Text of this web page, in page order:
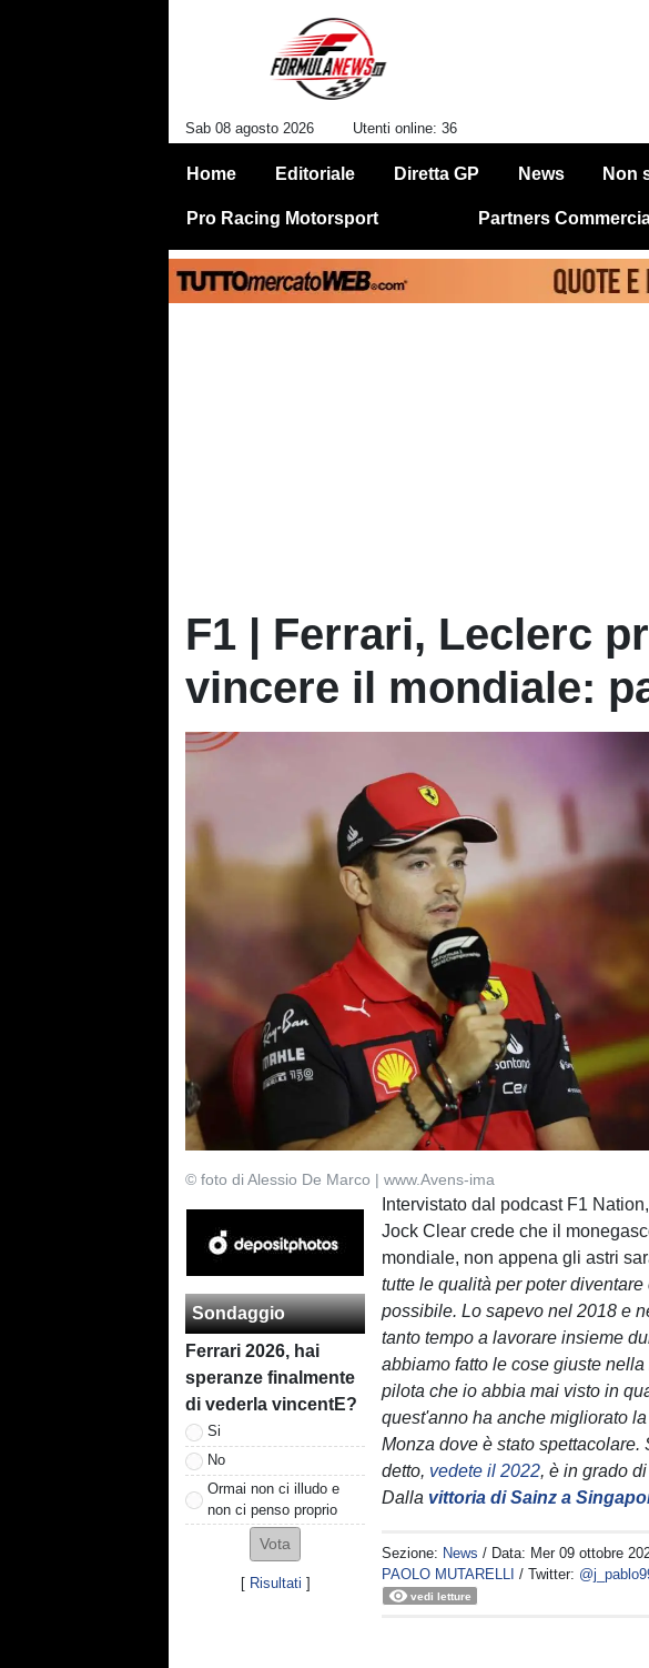
Sab 08 agosto 2026 Utenti online: 36
Home Editoriale Diretta GP News Non
Pro Racing Motorsport Partners
F1 | Ferrari, Leclerc
vincere il mondiale:
© foto di Alessio De Marco | www.Avens-ima
Sondaggio
Ferrari 2026, hai
speranze finalmente
di vederla vincentE?
Si
No
Ormai non ci illudo e
non ci penso proprio
[ Risultati ]
Intervistato dal podcast F1
Jock Clear crede che il
mondiale, non appena gli astri
tutte le qualità per poter
possibile. Lo sapevo nel 2018 e
tanto tempo a lavorare insieme
abbiamo fatto le cose giuste
pilota che io abbia mai visto in
quest'anno ha anche migliorato
Monza dove è stato
detto, vedete il 2022, è in grado
Dalla vittoria di Sainz a
Sezione: News / Data: Mer 09 ottobre
PAOLO MUTARELLI / Twitter:
vedi letture